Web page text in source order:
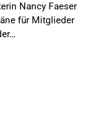
Nancy Faeser
für Mitglieder